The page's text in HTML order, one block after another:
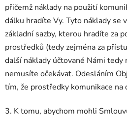
přičemž náklady na použití
dálku hradíte Vy. Tyto náklady se
základní sazby, kterou hradíte za
prostředků (tedy zejména za
další náklady účtované Námi tedy
nemusíte očekávat. Odesláním
tím, že prostředky komunikace na
3. K tomu, abychom mohli